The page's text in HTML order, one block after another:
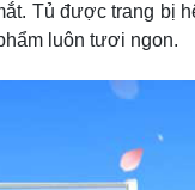
Tủ được trang bị
luôn tươi ngon.